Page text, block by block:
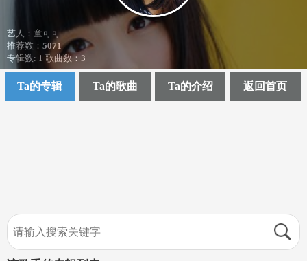
艺人：童可可
推荐数： 5071
专辑数: 1 歌曲数：3
Ta的专辑 Ta的歌曲 Ta的介绍 返回首页